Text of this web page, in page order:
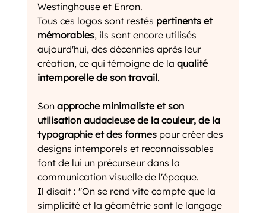
Westinghouse et Enron.
Tous ces logos sont restés pertinents et
mémorables, ils sont encore utilisés
aujourd'hui, des décennies après leur
création, ce qui témoigne de la qualité
intemporelle de son travail.
Son approche minimaliste et son
utilisation audacieuse de la couleur, de la
typographie et des formes pour créer des
designs intemporels et reconnaissables
font de lui un précurseur dans la
communication visuelle de l'époque.
Il disait : "On se rend vite compte que la
simplicité et la géométrie sont le langage